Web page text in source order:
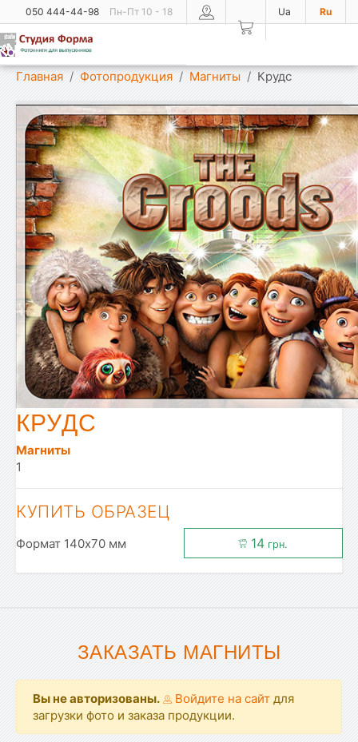
Ua Ru
050 444-44-98 Пн-Пт 10 - 18
Показать меню
Главная Фотопродукция Магниты Крудс
КРУДС
Магниты
1
КУПИТЬ ОБРАЗЕЦ
Формат 140x70 мм 14 грн.
ЗАКАЗАТЬ МАГНИТЫ
Вы не авторизованы. Войдите на сайт для
загрузки фото и заказа продукции.